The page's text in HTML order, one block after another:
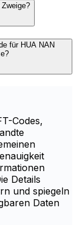
für HUA NAN
Codes,
Details
und spiegeln
Daten